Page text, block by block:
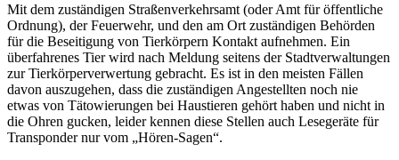
Mit dem zuständigen Straßenverkehrsamt (oder Amt für öffentliche
Ordnung), der Feuerwehr, und den am Ort zuständigen Behörden
für die Beseitigung von Tierkörpern Kontakt aufnehmen. Ein
überfahrenes Tier wird nach Meldung seitens der Stadtverwaltungen
zur Tierkörperverwertung gebracht. Es ist in den meisten Fällen
davon auszugehen, dass die zuständigen Angestellten noch nie
etwas von Tätowierungen bei Haustieren gehört haben und nicht in
die Ohren gucken, leider kennen diese Stellen auch Lesegeräte für
Transponder nur vom „Hören-Sagen“.